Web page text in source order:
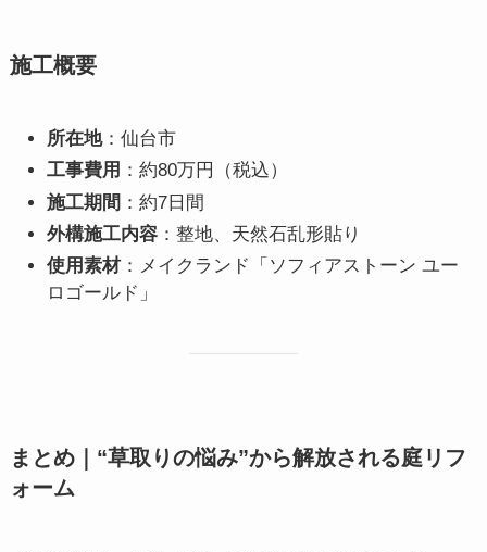
施工概要
所在地：仙台市
工事費用 ：約80万円（税込）
施工期間 ：約7日間
外構施工内容 ：整地、天然石乱形貼り
使用素材：メイクランド「ソフィアストーン ユー
ロゴールド」
まとめ｜“草取りの悩み”から解放される庭リフ
ォーム